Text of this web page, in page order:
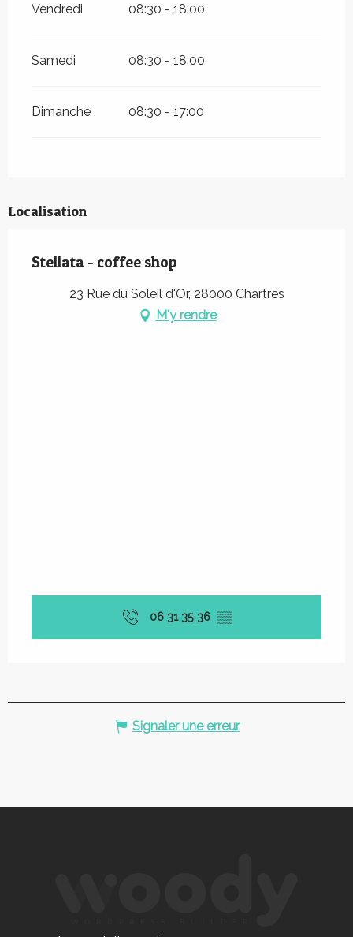
Vendredi 08:30 - 18:00
Samedi 08:30 - 18:00
Dimanche 08:30 - 17:00
Localisation
Stellata - coffee shop
23 Rue du Soleil d'Or, 28000 Chartres
M'y rendre
06 31 35 36 ▒▒
Signaler une erreur